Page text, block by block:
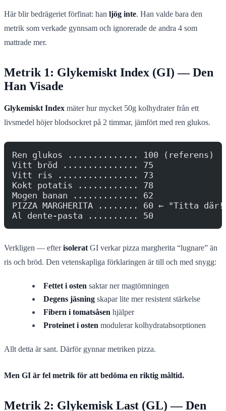
Här blir bedrägeriet förfinat: han ljög inte. Han valde bara den
metrik som verkade gynnsam och ignorerade de andra 4 som
mattrade mer.
Metrik 1: Glykemiskt Index (GI) — Den
Han Visade
Glykemiskt Index mäter hur mycket 50g kolhydrater från ett
livsmedel höjer blodsockret på 2 timmar, jämfört med ren glukos.
Ren glukos .............. 100 (referens)
Vitt bröd ............... 75
Vitt ris ................ 73
Kokt potatis ............ 78
Mogen banan ............. 62
PIZZA MARGHERITA ........ 60 ← "Titta
Al dente-pasta .......... 50
Verkligen — efterisolerat GI verkar pizza margherita “lugnare” än
ris och bröd. Den vetenskapliga förklaringen är till och med snygg:
Fettet i osten saktar ner magtömningen
Degens jäsning skapar lite mer resistent stärkelse
Fibern i tomatsåsen hjälper
Proteinet i osten modulerar kolhydratabsorptionen
Allt detta är sant. Därför gynnar metriken pizza.
Men GI är fel metrik för att bedöma en riktig måltid.
Metrik 2: Glykemisk Last (GL) — Den